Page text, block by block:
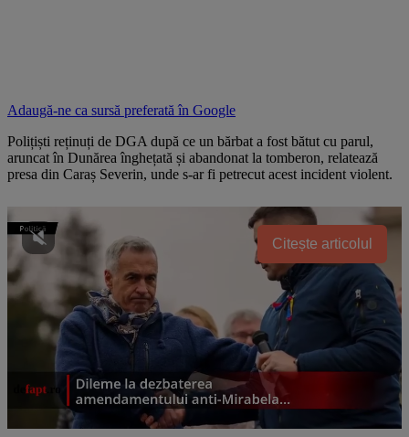
Adaugă-ne ca sursă preferată în Google
Polițiști reținuți de DGA după ce un bărbat a fost bătut cu parul,
aruncat în Dunărea înghețată și abandonat la tomberon, relatează
presa din Caraș Severin, unde s-ar fi petrecut acest incident violent.
Citește articolul